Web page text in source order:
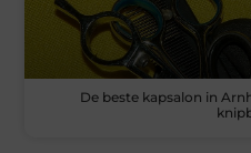
De beste kapsalon in